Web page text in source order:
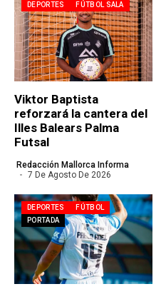
DEPORTES FÚTBOL SALA
Viktor Baptista
reforzará la cantera del
Illes Balears Palma
Futsal
Redacción Mallorca Informa
7 De Agosto De 2026
DEPORTES
FÚTBOL
PORTADA